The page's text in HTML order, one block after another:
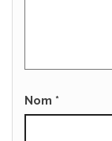
Nom *